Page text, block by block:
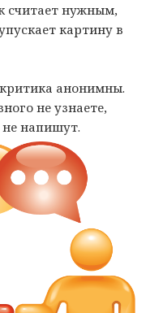
считает нужным,
картину в
анонимны.
не узнаете,
не напишут.